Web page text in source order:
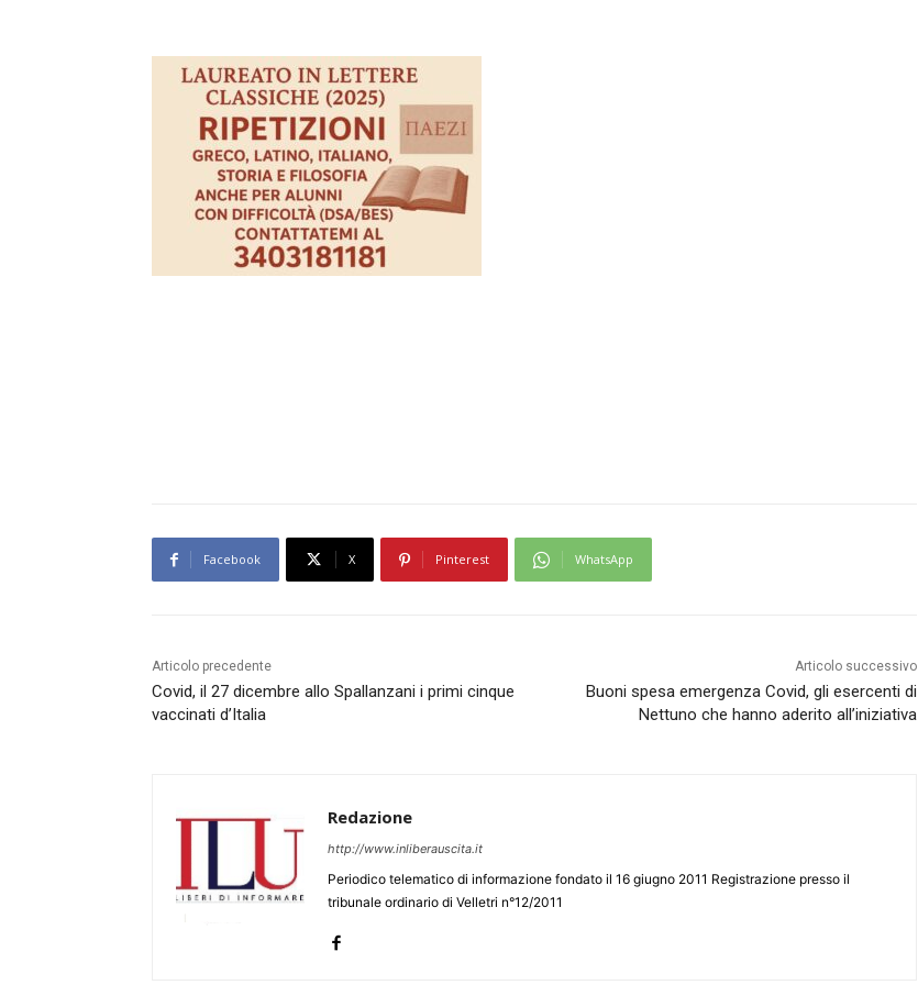
Facebook X Pinterest WhatsApp
Articolo precedente
Covid, il 27 dicembre allo Spallanzani i primi cinque
vaccinati d’Italia
Articolo successivo
Buoni spesa emergenza Covid, gli esercenti di
Nettuno che hanno aderito all’iniziativa
Redazione
http://www.inliberauscita.it
Periodico telematico di informazione fondato il 16 giugno 2011 Registrazione presso il
tribunale ordinario di Velletri n°12/2011